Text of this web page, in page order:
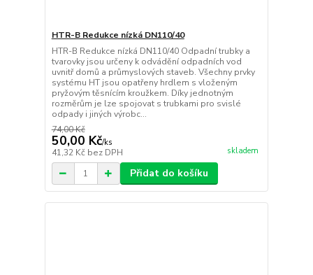
HTR-B Redukce nízká DN110/40
HTR-B Redukce nízká DN110/40 Odpadní trubky a
tvarovky jsou určeny k odvádění odpadních vod
uvnitř domů a průmyslových staveb. Všechny prvky
systému HT jsou opatřeny hrdlem s vloženým
pryžovým těsnícím kroužkem. Díky jednotným
rozměrům je lze spojovat s trubkami pro svislé
odpady i jiných výrobc...
74,00 Kč
50,00 Kč/ks
41,32 Kč bez DPH skladem
Přidat do košíku